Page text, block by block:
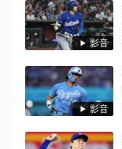
影音
影音